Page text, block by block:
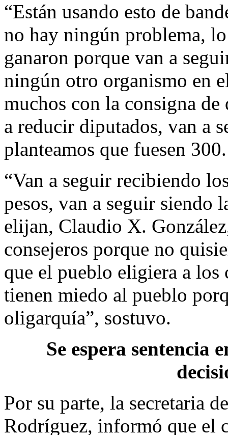
“Están usando esto de
no hay ningún problema,
ganaron porque van a
ningún otro organismo en
muchos con la consigna
a reducir diputados, van a
planteamos que fuesen 300.
“Van a seguir recibiendo
pesos, van a seguir siendo
elijan, Claudio X.
consejeros porque no
que el pueblo eligiera a
tienen miedo al pueblo
oligarquía”, sostuvo.
Se espera sentencia
Por su parte, la secretaria
Rodríguez, informó que el